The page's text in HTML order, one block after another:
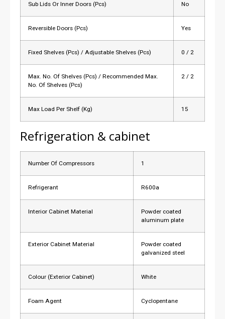
Sub Lids Or Inner Doors (Pcs) No
Reversible Doors (Pcs) Yes
Fixed Shelves (Pcs) / Adjustable Shelves (Pcs) 0 / 2
Max. No. Of Shelves (Pcs) / Recommended Max.
No. Of Shelves (Pcs)
2 / 2
Max Load Per Shelf (Kg) 15
Refrigeration & cabinet
Number Of Compressors 1
Refrigerant R600a
Interior Cabinet Material
Powder coated
aluminum plate
Exterior Cabinet Material
Powder coated
galvanized steel
Colour (Exterior Cabinet) White
Foam Agent Cyclopentane